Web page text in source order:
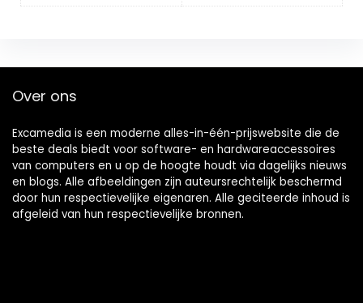
Over ons
Excamedia is een moderne alles-in-één-prijswebsite die de
beste deals biedt voor software- en hardwareaccessoires
van computers en u op de hoogte houdt via dagelijks nieuws
en blogs. Alle afbeeldingen zijn auteursrechtelijk beschermd
door hun respectievelijke eigenaren. Alle geciteerde inhoud is
afgeleid van hun respectievelijke bronnen.